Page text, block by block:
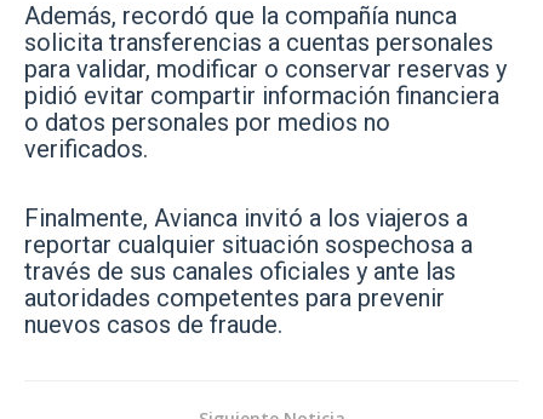
Además, recordó que la compañía nunca
solicita transferencias a cuentas personales
para validar, modificar o conservar reservas y
pidió evitar compartir información financiera
o datos personales por medios no
verificados.
Finalmente, Avianca invitó a los viajeros a
reportar cualquier situación sospechosa a
través de sus canales oficiales y ante las
autoridades competentes para prevenir
nuevos casos de fraude.